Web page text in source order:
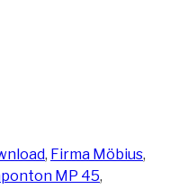
, Firma Möbius,
MP 45,